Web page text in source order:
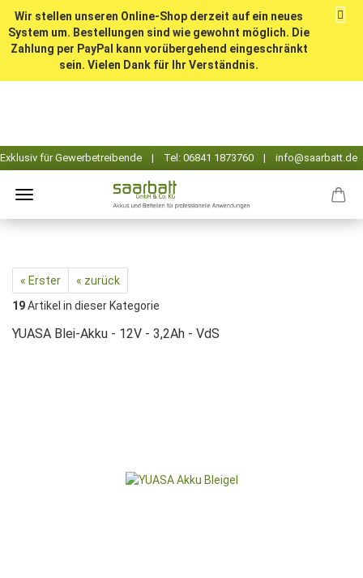
Wir stellen unseren Online-Shop derzeit auf ein neues
System um. Bestellungen sind wie gewohnt möglich. Die
Zahlung per PayPal kann vorübergehend eingeschränkt
sein. Vielen Dank für Ihr Verständnis.
« Erster
« zurück
19Artikel in dieser Kategorie
YUASA Blei-Akku - 12V - 3,2Ah - VdS